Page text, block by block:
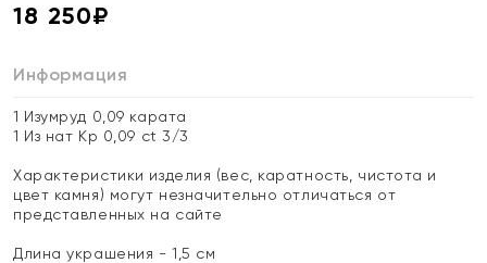
18 250₽
Информация
1 Изумруд 0,09 карата
1 Из нат Кр 0,09 ct 3/3
Характеристики изделия (вес, каратность, чистота и
цвет камня) могут незначительно отличаться от
представленных на сайте
Длина украшения - 1,5 см